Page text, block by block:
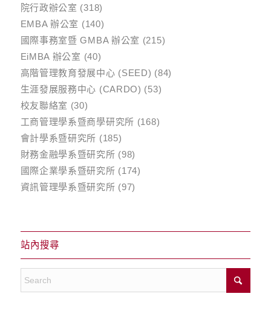
院行政辦公室 (318)
EMBA 辦公室 (140)
國際事務室暨 GMBA 辦公室 (215)
EiMBA 辦公室 (40)
高階管理教育發展中心 (SEED) (84)
生涯發展服務中心 (CARDO) (53)
校友聯絡室 (30)
工商管理學系暨商學研究所 (168)
會計學系暨研究所 (185)
財務金融學系暨研究所 (98)
國際企業學系暨研究所 (174)
資訊管理學系暨研究所 (97)
站內搜尋